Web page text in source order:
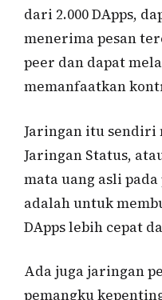
dari 2.000 DApps,
menerima pesan
peer dan dapat
memanfaatkan
Jaringan itu sendiri
Jaringan Status,
mata uang asli
adalah untuk
DApps lebih cepat
Ada juga jaringan
pemangku